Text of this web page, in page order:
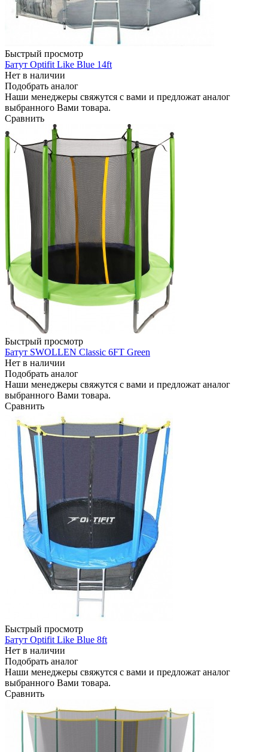
Быстрый просмотр
Батут Optifit Like Blue 14ft
Нет в наличии
Подобрать аналог
Наши менеджеры свяжутся с вами и предложат аналог
выбранного Вами товара.
Сравнить
Быстрый просмотр
Батут SWOLLEN Classic 6FT Green
Нет в наличии
Подобрать аналог
Наши менеджеры свяжутся с вами и предложат аналог
выбранного Вами товара.
Сравнить
Быстрый просмотр
Батут Optifit Like Blue 8ft
Нет в наличии
Подобрать аналог
Наши менеджеры свяжутся с вами и предложат аналог
выбранного Вами товара.
Сравнить